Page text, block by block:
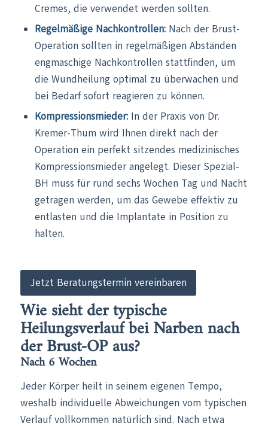
Cremes, die verwendet werden sollten.
Regelmäßige Nachkontrollen:Nach der Brust-
Operation sollten in regelmäßigen Abständen
engmaschige Nachkontrollen stattfinden, um
die Wundheilung optimal zu überwachen und
bei Bedarf sofort reagieren zu können.
Kompressionsmieder: In der Praxis von Dr.
Kremer-Thum wird Ihnen direkt nach der
Operation ein perfekt sitzendes medizinisches
Kompressionsmieder angelegt. Dieser Spezial-
BH muss für rund sechs Wochen Tag und Nacht
getragen werden, um das Gewebe effektiv zu
entlasten und die Implantate in Position zu
halten.
Jetzt Beratungstermin vereinbaren
Wie sieht der typische
Heilungsverlauf bei Narben nach
der Brust-OP aus?
Nach 6 Wochen
Jeder Körper heilt in seinem eigenen Tempo,
weshalb individuelle Abweichungen vom typischen
Verlauf vollkommen natürlich sind. Nach etwa